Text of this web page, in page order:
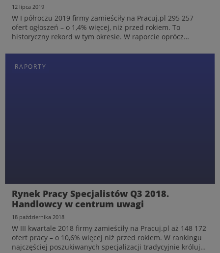
12 lipca 2019
W I półroczu 2019 firmy zamieściły na Pracuj.pl 295 257
ofert ogłoszeń – o 1,4% więcej, niż przed rokiem. To
historyczny rekord w tym okresie. W raporcie oprócz
znalazła się sekcja „W centrum uwagi”. Pokazujemy w niej,
k...
RAPORTY
Rynek Pracy Specjalistów H1 2019. Kogo
szukali pracodawcy?
12 lipca 2019
W I półroczu 2019 firmy zamieściły na Pracuj.pl 295 257
ofert ogłoszeń – o 1,4% więcej, niż przed rokiem. To
historyczny rekord w tym okresie. W raporcie oprócz
RAPORTY
Rynek Pracy Specjalistów Q3 2018.
Handlowcy w centrum uwagi
18 października 2018
W III kwartale 2018 firmy zamieściły na Pracuj.pl aż 148 172
ofert pracy – o 10,6% więcej niż przed rokiem. W rankingu
najczęściej poszukiwanych specjalizacji tradycyjnie królują